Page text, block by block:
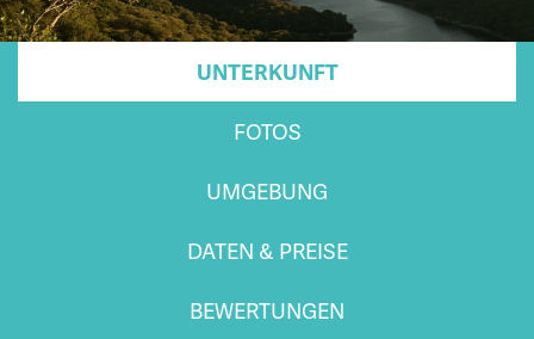
UNTERKUNFT
FOTOS
UMGEBUNG
DATEN & PREISE
BEWERTUNGEN